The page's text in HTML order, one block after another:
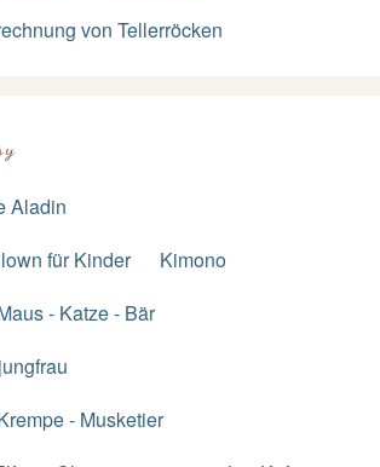
von Tellerröcken
Aladin
für Kinder
Kimono
- Katze - Bär
- Musketier